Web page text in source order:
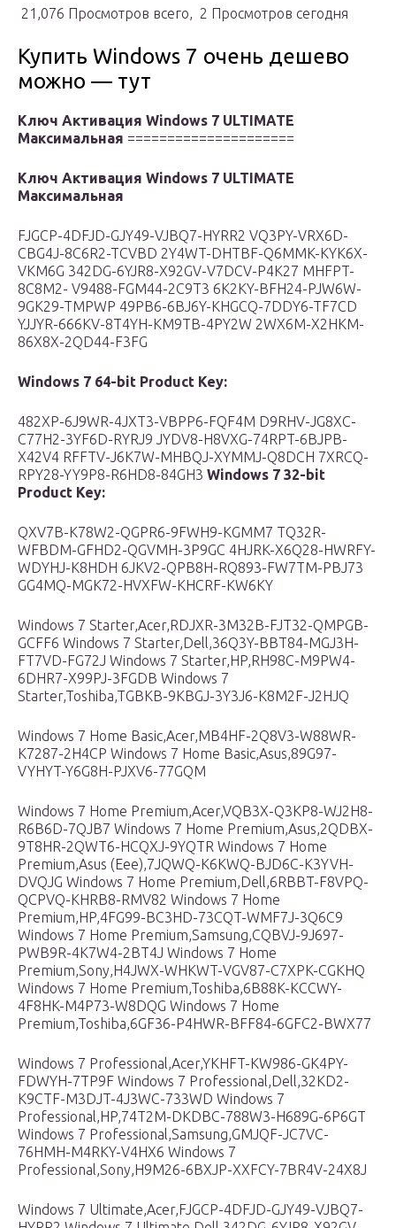
21,076 Просмотров всего, 2 Просмотров сегодня
Купить Windows 7 очень дешево
можно — тут
Ключ Активация Windows 7 ULTIMATE
Максимальная =====================
Ключ Активация Windows 7 ULTIMATE
Максимальная
FJGCP-4DFJD-GJY49-VJBQ7-HYRR2 VQ3PY-VRX6D-
CBG4J-8C6R2-TCVBD 2Y4WT-DHTBF-Q6MMK-KYK6X-
VKM6G 342DG-6YJR8-X92GV-V7DCV-P4K27 MHFPT-
8C8M2- V9488-FGM44-2C9T3 6K2KY-BFH24-PJW6W-
9GK29-TMPWP 49PB6-6BJ6Y-KHGCQ-7DDY6-TF7CD
YJJYR-666KV-8T4YH-KM9TB-4PY2W 2WX6M-X2HKM-
86X8X-2QD44-F3FG
Windows 7 64-bit Product Key:
482XP-6J9WR-4JXT3-VBPP6-FQF4M D9RHV-JG8XC-
C77H2-3YF6D-RYRJ9 JYDV8-H8VXG-74RPT-6BJPB-
X42V4 RFFTV-J6K7W-MHBQJ-XYMMJ-Q8DCH 7XRCQ-
RPY28-YY9P8-R6HD8-84GH3 Windows 7 32-bit
Product Key:
QXV7B-K78W2-QGPR6-9FWH9-KGMM7 TQ32R-
WFBDM-GFHD2-QGVMH-3P9GC 4HJRK-X6Q28-HWRFY-
WDYHJ-K8HDH 6JKV2-QPB8H-RQ893-FW7TM-PBJ73
GG4MQ-MGK72-HVXFW-KHCRF-KW6KY
Windows 7 Starter,Acer,RDJXR-3M32B-FJT32-QMPGB-
GCFF6 Windows 7 Starter,Dell,36Q3Y-BBT84-MGJ3H-
FT7VD-FG72J Windows 7 Starter,HP,RH98C-M9PW4-
6DHR7-X99PJ-3FGDB Windows 7
Starter,Toshiba,TGBKB-9KBGJ-3Y3J6-K8M2F-J2HJQ
Windows 7 Home Basic,Acer,MB4HF-2Q8V3-W88WR-
K7287-2H4CP Windows 7 Home Basic,Asus,89G97-
VYHYT-Y6G8H-PJXV6-77GQM
Windows 7 Home Premium,Acer,VQB3X-Q3KP8-WJ2H8-
R6B6D-7QJB7 Windows 7 Home Premium,Asus,2QDBX-
9T8HR-2QWT6-HCQXJ-9YQTR Windows 7 Home
Premium,Asus (Eee),7JQWQ-K6KWQ-BJD6C-K3YVH-
DVQJG Windows 7 Home Premium,Dell,6RBBT-F8VPQ-
QCPVQ-KHRB8-RMV82 Windows 7 Home
Premium,HP,4FG99-BC3HD-73CQT-WMF7J-3Q6C9
Windows 7 Home Premium,Samsung,CQBVJ-9J697-
PWB9R-4K7W4-2BT4J Windows 7 Home
Premium,Sony,H4JWX-WHKWT-VGV87-C7XPK-CGKHQ
Windows 7 Home Premium,Toshiba,6B88K-KCCWY-
4F8HK-M4P73-W8DQG Windows 7 Home
Premium,Toshiba,6GF36-P4HWR-BFF84-6GFC2-BWX77
Windows 7 Professional,Acer,YKHFT-KW986-GK4PY-
FDWYH-7TP9F Windows 7 Professional,Dell,32KD2-
K9CTF-M3DJT-4J3WC-733WD Windows 7
Professional,HP,74T2M-DKDBC-788W3-H689G-6P6GT
Windows 7 Professional,Samsung,GMJQF-JC7VC-
76HMH-M4RKY-V4HX6 Windows 7
Professional,Sony,H9M26-6BXJP-XXFCY-7BR4V-24X8J
Windows 7 Ultimate,Acer,FJGCP-4DFJD-GJY49-VJBQ7-